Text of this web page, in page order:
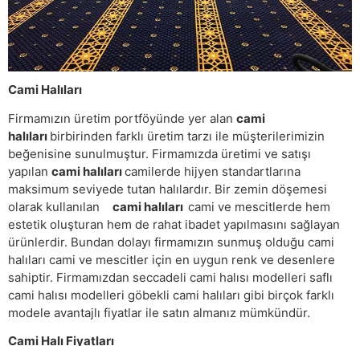
Cami Halıları
Firmamızın üretim portföyünde yer alan cami
halıları birbirinden farklı üretim tarzı ile müşterilerimizin
beğenisine sunulmuştur. Firmamızda üretimi ve satışı
yapılan cami halılarıcamilerde hijyen standartlarına
maksimum seviyede tutan halılardır. Bir zemin döşemesi
olarak kullanılan cami halıları cami ve mescitlerde hem
estetik oluşturan hem de rahat ibadet yapılmasını sağlayan
ürünlerdir. Bundan dolayı firmamızın sunmuş olduğu cami
halıları cami ve mescitler için en uygun renk ve desenlere
sahiptir. Firmamızdan seccadeli cami halısı modelleri saflı
cami halısı modelleri göbekli cami halıları gibi birçok farklı
modele avantajlı fiyatlar ile satın almanız mümkündür.
Cami Halı Fiyatları